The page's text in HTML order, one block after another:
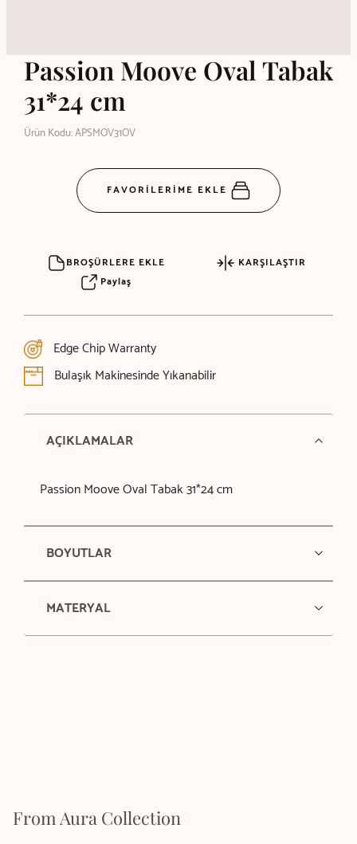
Passion Moove Oval Tabak
31*24 cm
Ürün Kodu: APSMOV31OV
FAVORİLERİME EKLE
BROŞÜRLERE EKLE
KARŞILAŞTIR
Paylaş
Edge Chip Warranty
Bulaşık Makinesinde Yıkanabilir
AÇIKLAMALAR
Passion Moove Oval Tabak 31*24 cm
BOYUTLAR
MATERYAL
From Aura Collection